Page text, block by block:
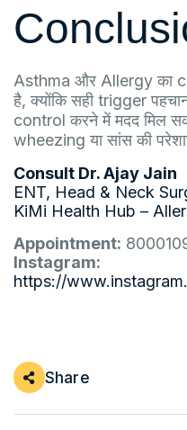
Asthma और Allergy का
है, क्योंकि सही trigger
control करने में मदद मिल
wheezing या सांस की
Consult Dr. Ajay Jain
ENT, Head & Neck
KiMi Health Hub –
Appointment:
Instagram:
https://
Share